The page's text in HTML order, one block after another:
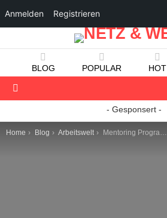
BLOG POPULAR HOT
- Gesponsert -
You are here:
Home Blog Arbeitswelt Mentoring Programm für Startups findet zum ersten Mal in Augsburg statt
Anmelden Registrieren